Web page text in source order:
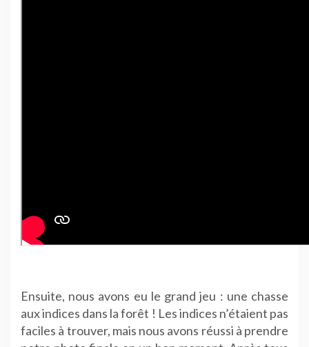
Ensuite, nous avons eu le grand jeu : une chasse
aux indices dans la forêt ! Les indices n’étaient pas
faciles à trouver, mais nous avons réussi à prendre